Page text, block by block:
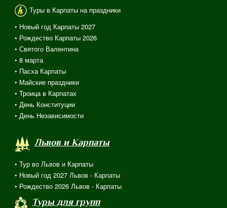
Туры в Карпаты на праздники
• Новый год Карпаты 2027
• Рождество Карпаты 2026
• Святого Валентина
• 8 марта
• Пасха Карпаты
• Майские праздники
• Троица в Карпатах
• День Конституции
• День Независимости
Львов и Карпаты
• Тур во Львов и Карпаты
• Новый год 2027 Львов - Карпаты
• Рождество 2026 Львов - Карпаты
Туры для групп